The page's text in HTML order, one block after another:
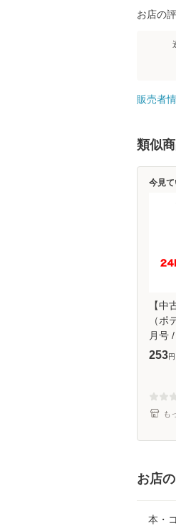
お店の
販売者
類似
【中
（ポ
月号
シン
253円
も
今見
お店
本・